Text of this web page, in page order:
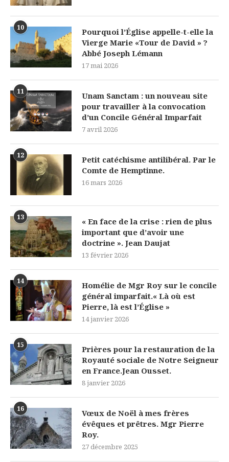
10
Pourquoi l’Église appelle-t-elle la
Vierge Marie «Tour de David » ?
Abbé Joseph Lémann
17 mai 2026
11
Unam Sanctam : un nouveau site
pour travailler à la convocation
d’un Concile Général Imparfait
7 avril 2026
12
Petit catéchisme antilibéral. Par le
Comte de Hemptinne.
16 mars 2026
13
« En face de la crise : rien de plus
important que d’avoir une
doctrine ». Jean Daujat
13 février 2026
14
Homélie de Mgr Roy sur le concile
général imparfait.« Là où est
Pierre, là est l’Église »
14 janvier 2026
15
Prières pour la restauration de la
Royauté sociale de Notre Seigneur
en France.Jean Ousset.
8 janvier 2026
16
Vœux de Noël à mes frères
évêques et prêtres. Mgr Pierre
Roy.
27 décembre 2025